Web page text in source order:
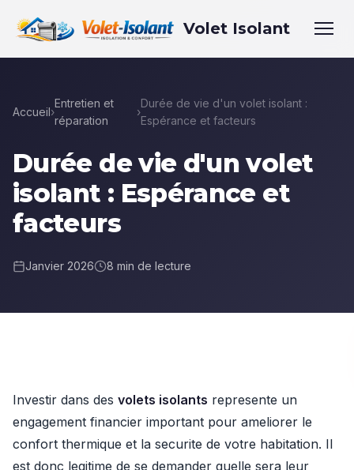
Volet Isolant
Accueil›
Entretien et
réparation
›
Durée de vie d'un volet isolant :
Espérance et facteurs
Durée de vie d'un volet
isolant : Espérance et
facteurs
Janvier 2026 8 min de lecture
Investir dans des volets isolants represente un
engagement financier important pour ameliorer le
confort thermique et la securite de votre habitation. Il
est donc legitime de se demander quelle sera leur